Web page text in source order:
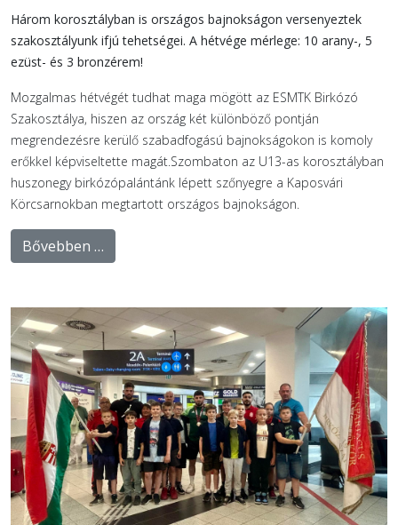
Három korosztályban is országos bajnokságon versenyeztek
szakosztályunk ifjú tehetségei. A hétvége mérlege: 10 arany-, 5
ezüst- és 3 bronzérem!
Mozgalmas hétvégét tudhat maga mögött az ESMTK Birkózó
Szakosztálya, hiszen az ország két különböző pontján
megrendezésre kerülő szabadfogású bajnokságokon is komoly
erőkkel képviseltette magát.Szombaton az U13-as korosztályban
huszonegy birkózópalántánk lépett szőnyegre a Kaposvári
Körcsarnokban megtartott országos bajnokságon.
Bővebben …